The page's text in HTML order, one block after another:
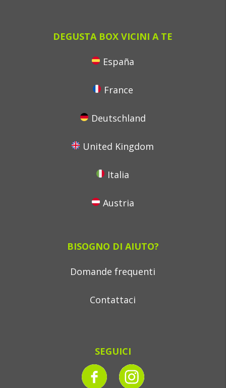
DEGUSTA BOX VICINI A TE
España
France
Deutschland
United Kingdom
Italia
Austria
BISOGNO DI AIUTO?
Domande frequenti
Contattaci
SEGUICI